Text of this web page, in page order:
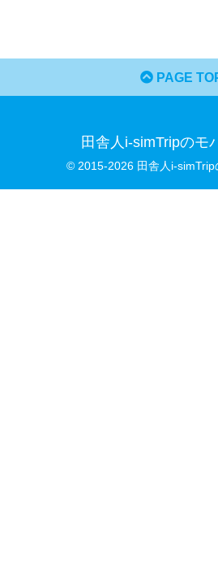
PAGE
田舎人i-simTripのモ
© 2015-2026 田舎人i-simTrip